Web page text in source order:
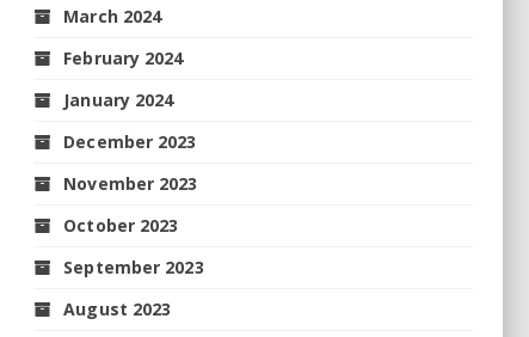
March 2024
February 2024
January 2024
December 2023
November 2023
October 2023
September 2023
August 2023